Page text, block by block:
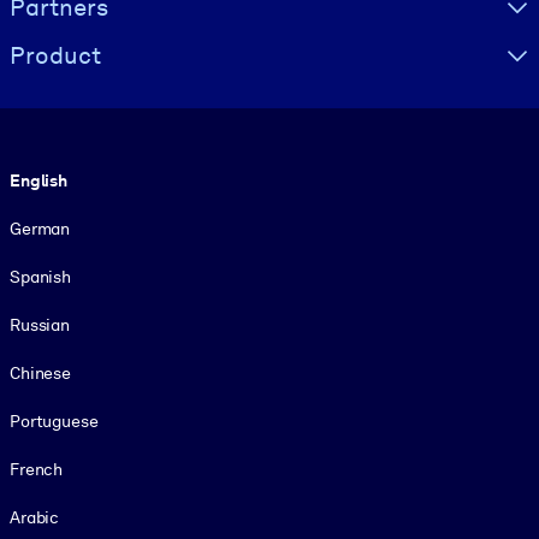
Partners
Product
English
German
Spanish
Russian
Chinese
Portuguese
French
Arabic